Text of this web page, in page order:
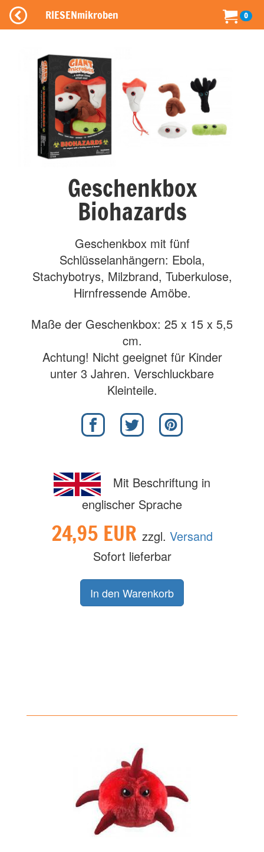
RIESENmikroben 0
Geschenkbox
Biohazards
Geschenkbox mit fünf
Schlüsselanhängern: Ebola,
Stachybotrys, Milzbrand, Tuberkulose,
Hirnfressende Amöbe.
Maße der Geschenkbox: 25 x 15 x 5,5
cm.
Achtung! Nicht geeignet für Kinder
unter 3 Jahren. Verschluckbare
Kleinteile.
Mit Beschriftung in
englischer Sprache
24,95 EUR zzgl. Versand
Sofort lieferbar